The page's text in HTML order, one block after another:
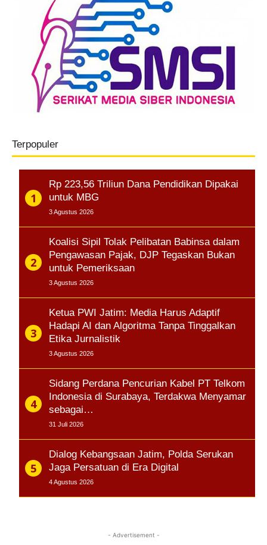
Terpopuler
Rp 223,56 Triliun Dana Pendidikan Dipakai
untuk MBG
3 Agustus 2026
Koalisi Sipil Tolak Pelibatan Babinsa dalam
Pengawasan Pajak, DJP Tegaskan Bukan
untuk Pemeriksaan
3 Agustus 2026
Ketua PWI Jatim: Media Harus Adaptif
Hadapi AI dan Algoritma Tanpa Tinggalkan
Etika Jurnalistik
3 Agustus 2026
Sidang Perdana Pencurian Kabel PT Telkom
Indonesia di Surabaya, Terdakwa Menyamar
sebagai…
31 Juli 2026
Dialog Kebangsaan Jatim, Polda Serukan
Jaga Persatuan di Era Digital
4 Agustus 2026
- Advertisement -